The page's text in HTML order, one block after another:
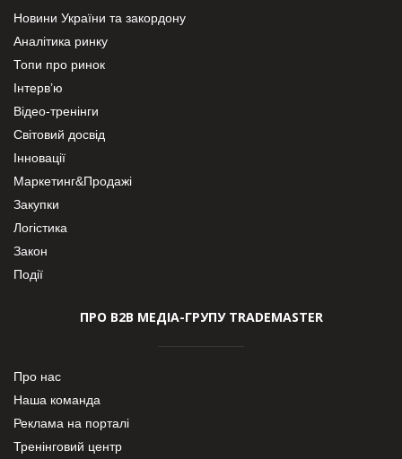
Новини України та закордону
Аналітика ринку
Топи про ринок
Інтерв’ю
Відео-тренінги
Світовий досвід
Інновації
Маркетинг&Продажі
Закупки
Логістика
Закон
Події
ПРО В2В МЕДІА-ГРУПУ TRADEMASTER
Про нас
Наша команда
Реклама на порталі
Тренінговий центр